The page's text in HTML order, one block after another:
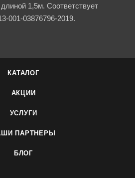
1,5м. Соответствует
001-03876796-2019.
КАТАЛОГ
АКЦИИ
УСЛУГИ
ПАРТНЕРЫ
БЛОГ